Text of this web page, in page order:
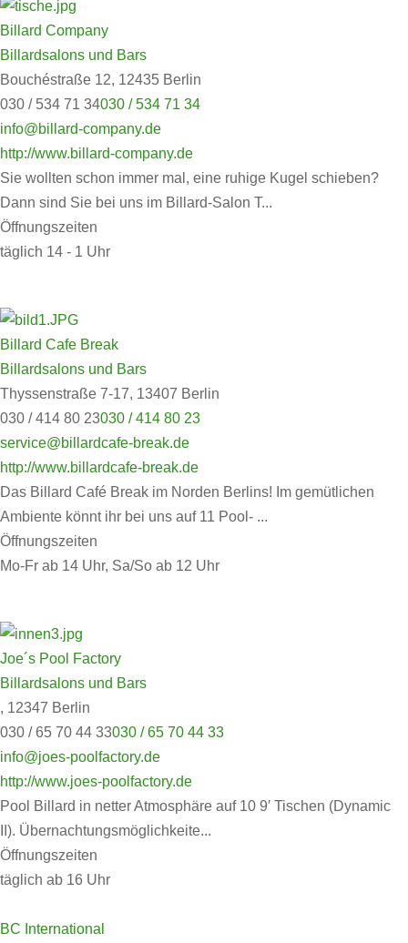
Billard Company
Billardsalons und Bars
Bouchéstraße 12, 12435 Berlin
030 / 534 71 34030 / 534 71 34
info@billard-company.de
http://www.billard-company.de
Sie wollten schon immer mal, eine ruhige Kugel schieben?
Dann sind Sie bei uns im Billard-Salon T...
Öffnungszeiten
täglich 14 - 1 Uhr
Billard Cafe Break
Billardsalons und Bars
Thyssenstraße 7-17, 13407 Berlin
030 / 414 80 23030 / 414 80 23
service@billardcafe-break.de
http://www.billardcafe-break.de
Das Billard Café Break im Norden Berlins! Im gemütlichen
Ambiente könnt ihr bei uns auf 11 Pool- ...
Öffnungszeiten
Mo-Fr ab 14 Uhr, Sa/So ab 12 Uhr
Joe´s Pool Factory
Billardsalons und Bars
, 12347 Berlin
030 / 65 70 44 33030 / 65 70 44 33
info@joes-poolfactory.de
http://www.joes-poolfactory.de
Pool Billard in netter Atmosphäre auf 10 9′ Tischen (Dynamic
II). Übernachtungsmöglichkeite...
Öffnungszeiten
täglich ab 16 Uhr
BC International